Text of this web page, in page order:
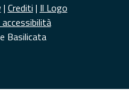
| Crediti | Il Logo
Basilicata